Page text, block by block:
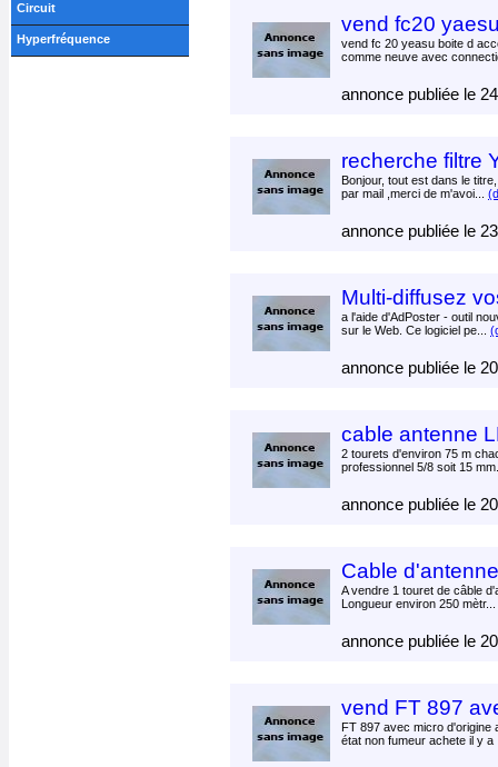
vend fc20
vend fc 20 yeasu boite d
comme neuve avec
annonce publiée le
recherche filtre
Bonjour, tout est dans le
par mail ,merci de m'avoi...
annonce publiée le
Multi-diffusez
a l'aide d'AdPoster - outil
sur le Web. Ce logiciel pe...
annonce publiée le
cable antenne
2 tourets d'environ 75 m
professionnel 5/8 soit 15
annonce publiée le
Cable
A vendre 1 touret de câble
Longueur environ 250 mètr...
annonce publiée le
vend FT 897
FT 897 avec micro d'origine
état non fumeur achete il y
Circuit
Hyperfréquence